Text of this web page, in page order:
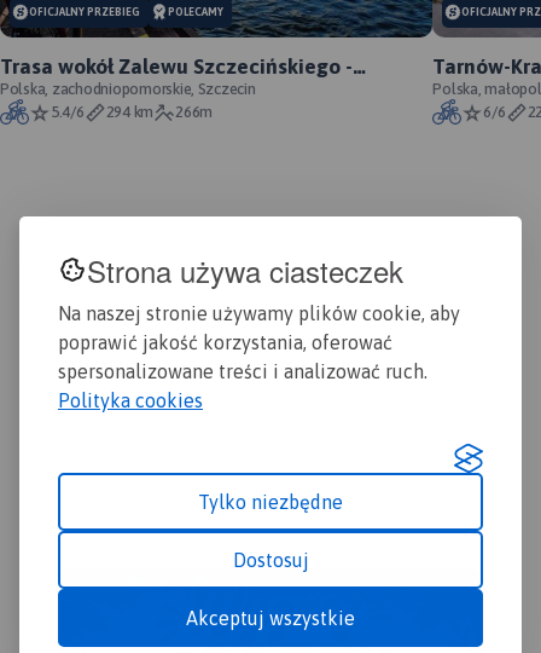
Strona używa ciasteczek
Na naszej stronie używamy plików cookie, aby
poprawić jakość korzystania, oferować
spersonalizowane treści i analizować ruch.
Polityka cookies
Tylko niezbędne
Dostosuj
Akceptuj wszystkie
APLIKACJI TRASEO
OFICJALNY PRZEBIEG POLECAMY
Trasa wokół Zalewu Szczecińskiego -
oficjalny przebieg szlaku
Polska, zachodniopomorskie, Szczecin
5.4/6
294 km 266m
OFICJALNY
Tarnów-
Polska,
6/6